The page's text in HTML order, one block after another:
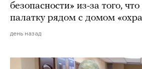
безопасности» из-за того,
палатку рядом с домом
день назад